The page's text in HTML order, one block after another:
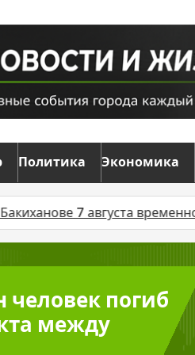
Политика Экономика
временно отключат газ
погиб
между